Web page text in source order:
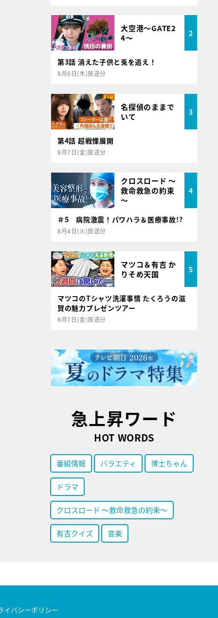
大空港～GATE2
4～
2
第3話 消えた子供と兎を追え！
8月6日(木)放送分
名探偵のままで
いて
3
第4話 超戦慄展開
8月7日(金)放送分
クロスロード ～
救命救急の約束
～
4
＃5 病院激震！パワハラ＆医療事故!?
8月4日(火)放送分
マツコ＆有吉 か
りそめ天国
5
マツコのTシャツ洗濯事情 たくろうの滋
賀の魅力プレゼンツアー
8月7日(金)放送分
急上昇ワード
HOT WORDS
番組情報 バラエティ 博士ちゃん
ドラマ
クロスロード ～救命救急の約束～
有吉クイズ 音楽
イバシーポリシー